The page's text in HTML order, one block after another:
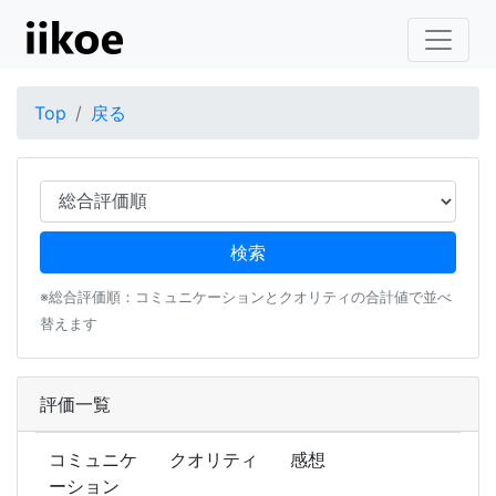
Top 戻る
※総合評価順：コミュニケーションとクオリティの合計値で並べ
替えます
評価一覧
コミュニケ
ーション
クオリティ 感想